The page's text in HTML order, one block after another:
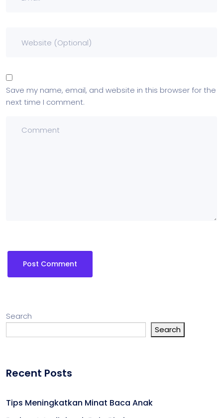
Save my name, email, and website in this browser for the
next time I comment.
Search
Search
Recent Posts
Tips Meningkatkan Minat Baca Anak